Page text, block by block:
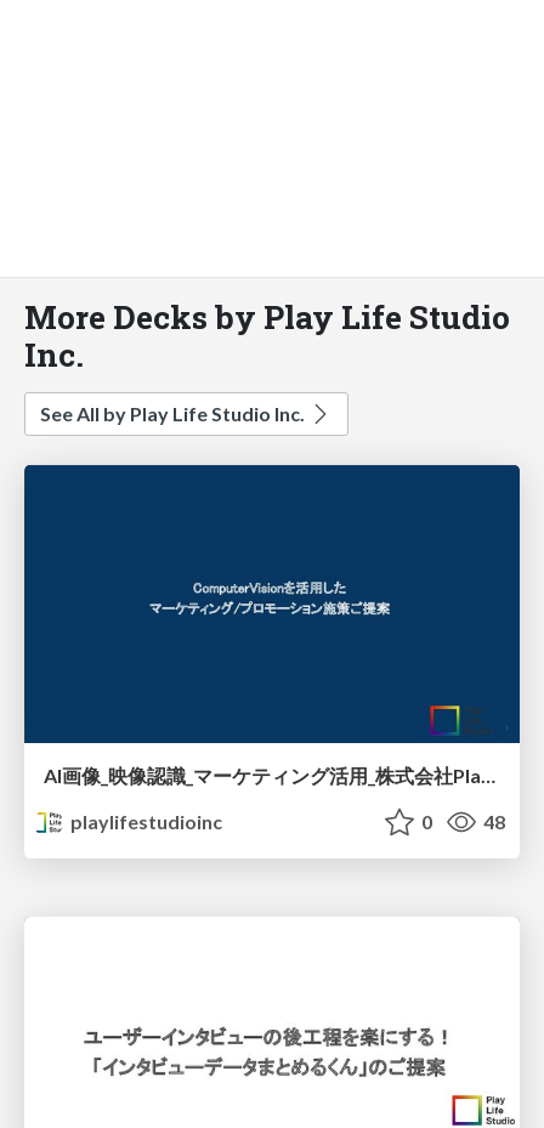
More Decks by Play Life Studio
Inc.
See All by Play Life Studio Inc.
AI画像_映像認識_マーケティング活用_株式会社Play Life Studio
playlifestudioinc
0 48